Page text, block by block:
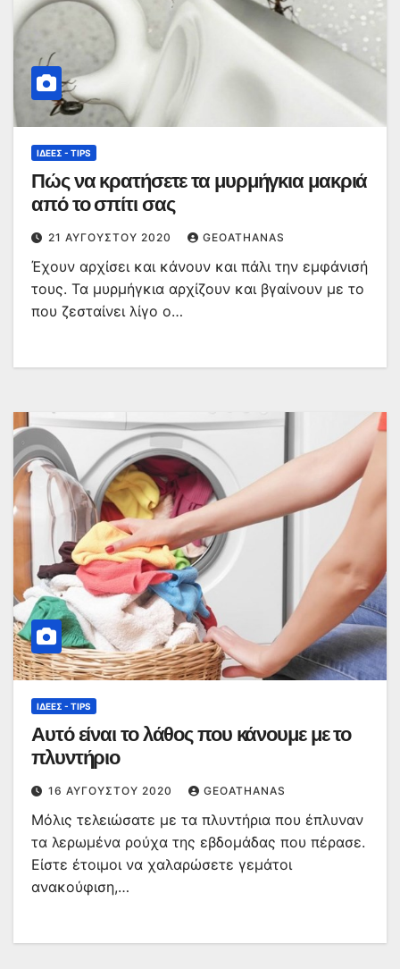
ΙΔΈΕΣ - TIPS
Πώς να κρατήσετε τα μυρμήγκια μακριά
από το σπίτι σας
21 ΑΥΓΟΎΣΤΟΥ 2020 GEOATHANAS
Έχουν αρχίσει και κάνουν και πάλι την εμφάνισή
τους. Τα μυρμήγκια αρχίζουν και βγαίνουν με το
που ζεσταίνει λίγο ο…
ΙΔΈΕΣ - TIPS
Αυτό είναι το λάθος που κάνουμε με το
πλυντήριο
16 ΑΥΓΟΎΣΤΟΥ 2020 GEOATHANAS
Μόλις τελειώσατε με τα πλυντήρια που έπλυναν
τα λερωμένα ρούχα της εβδομάδας που πέρασε.
Είστε έτοιμοι να χαλαρώσετε γεμάτοι
ανακούφιση,…